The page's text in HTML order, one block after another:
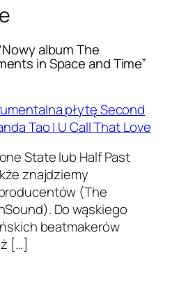
album The
in Space and Time”
płytę Second
Tao | U Call That Love
State lub Half Past
znajdziemy
(The
Do wąskiego
beatmakerów
[…]